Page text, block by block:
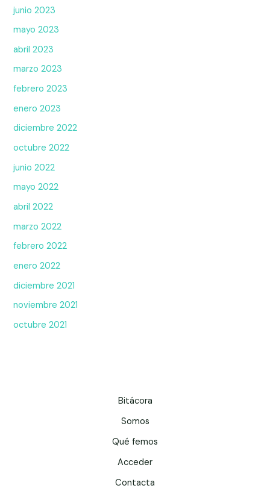
junio 2023
mayo 2023
abril 2023
marzo 2023
febrero 2023
enero 2023
diciembre 2022
octubre 2022
junio 2022
mayo 2022
abril 2022
marzo 2022
febrero 2022
enero 2022
diciembre 2021
noviembre 2021
octubre 2021
Bitácora
Somos
Qué femos
Acceder
Contacta